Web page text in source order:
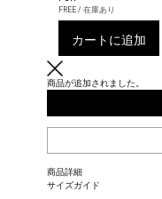
FREE / 在庫あり
カートに追加
商品が追加されました。
商品詳細
サイズガイド